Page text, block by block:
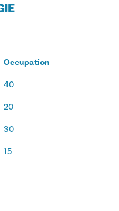
Occupation
40
20
30
15